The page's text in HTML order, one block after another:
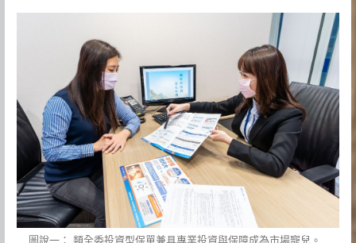
圖說一： 類全委投資型保單兼具專業投資與保障成為市場寵兒。